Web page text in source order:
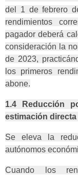
del 1 de febrero
rendimientos
pagador deberá
consideración la
de 2023,
los primeros
abone.
1.4 Reducción
estimación
Se eleva la
autónomos
Cuando los